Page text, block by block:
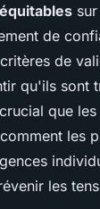
de
de
qu'ils sont
que
les
les